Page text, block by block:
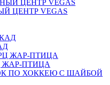
ЦЕНТР VEGAS
ЖАР-ПТИЦА